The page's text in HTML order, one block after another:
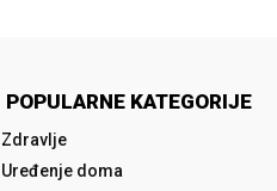
POPULARNE KATEGORIJE
Zdravlje
Uređenje doma